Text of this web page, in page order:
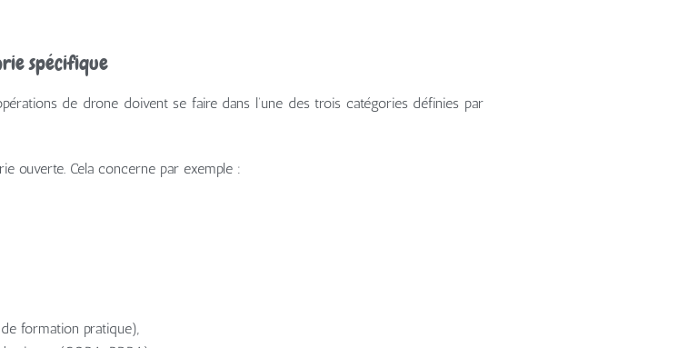
spécifique
de drone doivent se faire dans l’une des trois catégories définies par
ouverte. Cela concerne par exemple :
formation pratique),